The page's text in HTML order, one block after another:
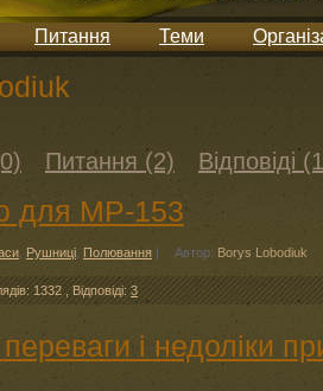
Питання Теми
Питання (2) Відповіді
для МР-153
Рушниці Полювання | Автор: Borys Lobodiuk
1332 , Відповіді: 3
і недоліки